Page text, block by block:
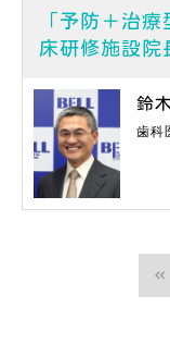
「予防＋治
床研修施設院
鈴
歯科